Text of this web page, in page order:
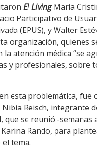
Link
El LivingMaría
Participativo de
(EPUS), y Walter
organización, quienes
la atención médica “se
y profesionales, sobre
esta problemática, fue
Reisch, integrante
que se reunió -semanas
Rando, para
tema.